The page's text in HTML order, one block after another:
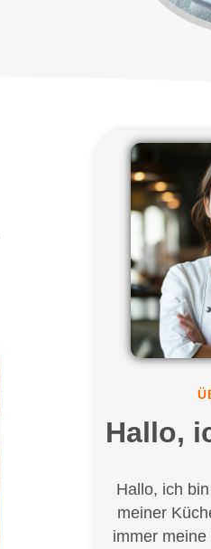
Hallo,
Hallo, ich
meiner
immer